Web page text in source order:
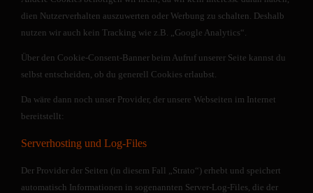
dien Nutzerverhalten auszuwerten oder Werbung zu schalten. Deshalb
nutzen wir auch kein Tracking wie z.B. „Google Analytics“.
Über den Cookie-Consent-Banner beim Aufruf unserer Seite kannst du
selbst entscheiden, ob du generell Cookies erlaubst.
Da wäre dann noch unser Provider, der unsere Webseiten im Internet
bereitstellt:
Serverhosting und Log-Files
Der Provider der Seiten (in diesem Fall „Strato“) erhebt und speichert
automatisch Informationen in sogenannten Server-Log-Files, die der